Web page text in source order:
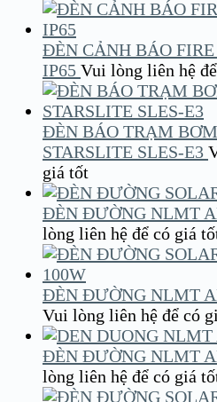
ĐÈN CẢNH BÁO
IP65 Vui lòng liên hệ
ĐÈN BÁO TRẠM
STARSLITE SLES-E3
giá tốt
ĐÈN ĐƯỜNG NLMT
lòng liên hệ để có giá
ĐÈN ĐƯỜNG NLMT
Vui lòng liên hệ để có
ĐÈN ĐƯỜNG NLMT
lòng liên hệ để có giá